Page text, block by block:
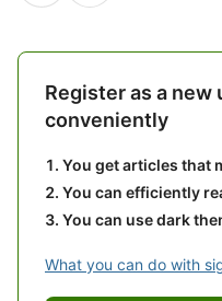
Register as a new
conveniently
You get articles that
You can efficiently
You can use dark
What you can do with